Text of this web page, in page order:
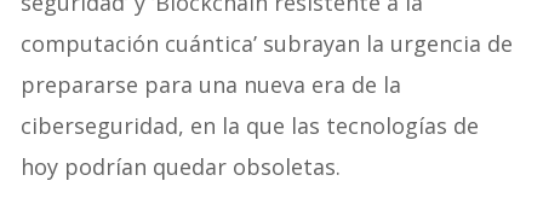
computación cuántica’ subrayan la urgencia de
prepararse para una nueva era de la
ciberseguridad, en la que las tecnologías de
hoy podrían quedar obsoletas.